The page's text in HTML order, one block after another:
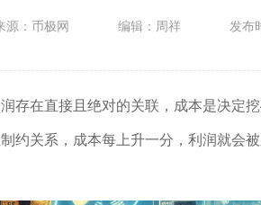
源：币极网 编辑：周祥 发布
存在直接且绝对的关联，成本是决定
约关系，成本每上升一分，利润就会